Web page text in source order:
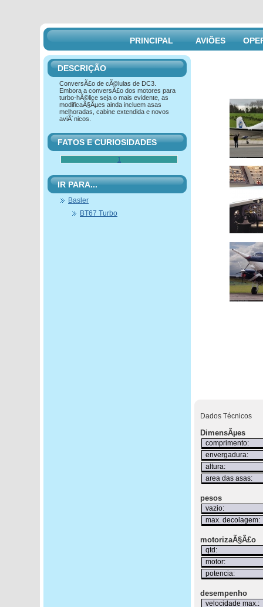
PRINCIPAL AVIÕES
Dados Técnicos
DimensÃµes
comprimento:
envergadura:
altura:
area das asas:
pesos
vazio:
max. decolagem:
motorizaÃ§Ã£o
qtd:
motor:
potencia:
desempenho
velocidade max.:
DESCRIÇÃO
ConversÃ£o de cÃ©lulas de DC3.
Embora a conversÃ£o dos motores para
turbo-hÃ©lice seja o mais evidente, as
modificaÃ§Ãµes ainda incluem asas
melhoradas, cabine extendida e novos
aviÃ´nicos.
FATOS E CURIOSIDADES
1
IR PARA...
Basler
BT67 Turbo